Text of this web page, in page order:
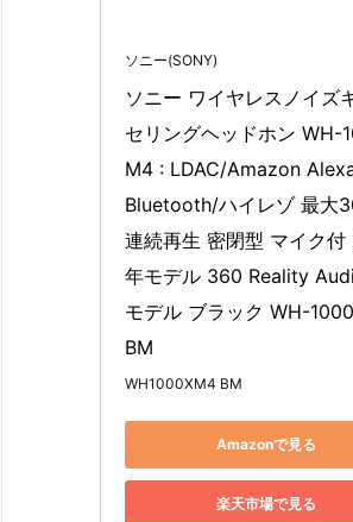
ソニー(SONY)
ソニー ワイヤレスノイズ
セリングヘッドホン WH-
M4 : LDAC/Amazon
Bluetooth/ハイレゾ 最大
連続再生 密閉型 マイク
年モデル 360 Reality
モデル ブラック WH-
BM
WH1000XM4 BM
Amazonで見る
楽天市場で見る